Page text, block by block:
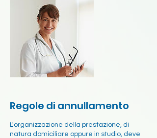
Regole di annullamento
L'organizzazione della prestazione, di
natura domiciliare oppure in studio, deve